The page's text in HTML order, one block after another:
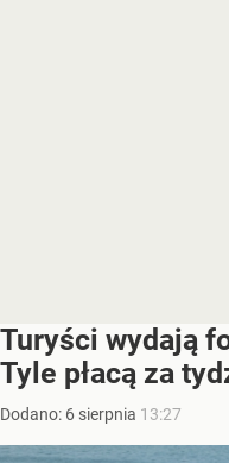
Turyści wydają
Tyle płacą za
Dodano: 6 sierpnia 13:27